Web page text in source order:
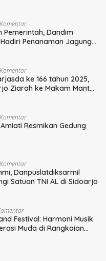
Pemerintah, Dandim
Penanaman Jagung
ke 166 tahun 2025,
Ziarah ke Makam Mantan
Resmikan Gedung
Danpuslatdiksarmil
Satuan TNI AL di Sidoarjo
Festival: Harmoni Musik
Muda di Rangkaian